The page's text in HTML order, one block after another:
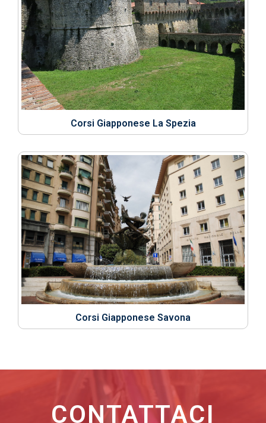
Corsi Giapponese La Spezia
Corsi Giapponese Savona
CONTATTACI